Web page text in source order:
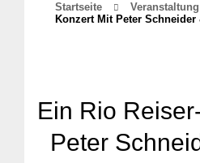
Startseite Veranstaltung
Konzert Mit Peter Schneider
Ein Rio
Peter